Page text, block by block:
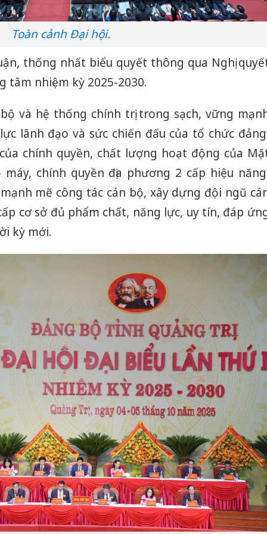
Toàn cảnh Đại hội.
thống nhất biểu quyết thông qua Nghị
tâm nhiệm kỳ 2025-2030.
và hệ thống chính trị trong sạch, vững
lãnh đạo và sức chiến đấu của tổ chức
chính quyền, chất lượng hoạt động của
chính quyền địa phương 2 cấp hiệu
mẽ công tác cán bộ, xây dựng đội ngũ
cơ sở đủ phẩm chất, năng lực, uy tín, đáp
kỳ mới.